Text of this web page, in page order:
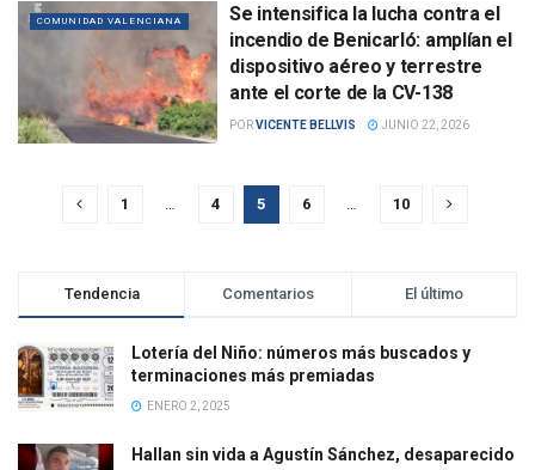
COMUNIDAD VALENCIANA
Se intensifica la lucha contra el
incendio de Benicarló: amplían el
dispositivo aéreo y terrestre
ante el corte de la CV-138
PORVICENTE BELLVIS JUNIO 22, 2026
1 … 4 5 6 … 10
Tendencia Comentarios El último
Lotería del Niño: números más buscados y
terminaciones más premiadas
ENERO 2, 2025
Hallan sin vida a Agustín Sánchez, desaparecido